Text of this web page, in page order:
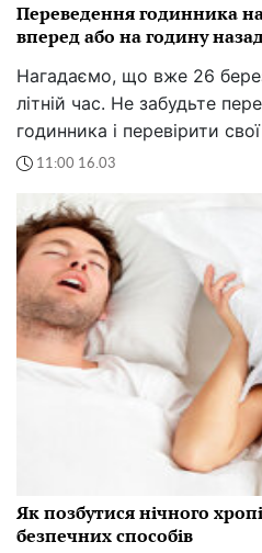
Переведення годинника
вперед або на годину
Нагадаємо, що вже 26
літній час. Не забудьте
годинника і перевірити
11:00 16.03
Як позбутися нічного
безпечних способів